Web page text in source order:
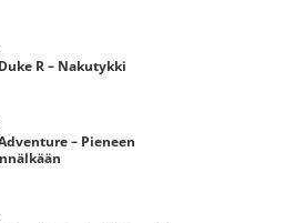
R – Nakutykki
– Pieneen